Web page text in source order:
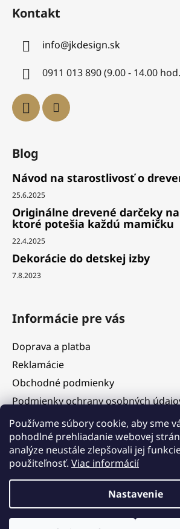
Používame súbory cookie, aby sme
pohodlné prehliadanie webovej
analýze neustále zlepšovali jej
použiteľnosť. Viac informácií
Nastavenie
dovolenku. V tomto období budú objednávky
expedícia však bude dočasne pozastavená.
vybavovanie a odosielanie objednávok
Kontakt
info@jkdesign.sk
0911 013 890 (9.00 - 14.00
Blog
Návod na starostlivosť o
25.6.2025
Originálne drevené darčeky
ktoré potešia každú mamičku
22.4.2025
Dekorácie do detskej izby
7.8.2023
Informácie pre vás
Doprava a platba
Reklamácie
Obchodné podmienky
Podmienky ochrany osobných
Služby
Hodnotenie obchodu
Blog
Vytvoril Shoptet